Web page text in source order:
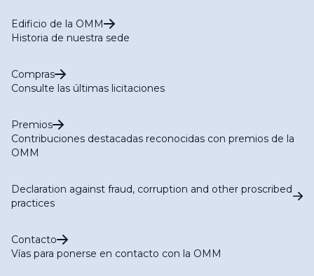
Edificio de la OMM
Historia de nuestra sede
Compras
Consulte las últimas licitaciones
Premios
Contribuciones destacadas reconocidas con premios de la
OMM
Declaration against fraud, corruption and other proscribed
practices
Contacto
Vías para ponerse en contacto con la OMM